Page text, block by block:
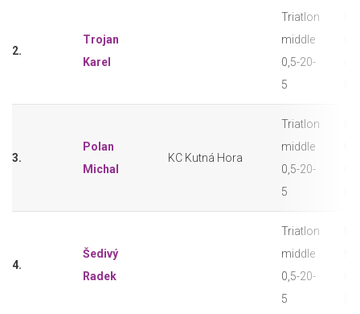
2.
Trojan
Karel
Triatlon
middle
0,5-20-
5
3.
Polan
Michal
KC Kutná Hora
Triatlon
middle
0,5-20-
5
4.
Šedivý
Radek
Triatlon
middle
0,5-20-
5